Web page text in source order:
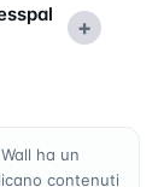
+
ha un
contenuti